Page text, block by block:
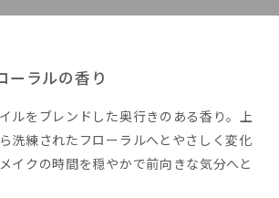
ーラルの香り
ルをブレンドした奥行きのある香り。上
洗練されたフローラルへとやさしく変化
イクの時間を穏やかで前向きな気分へと